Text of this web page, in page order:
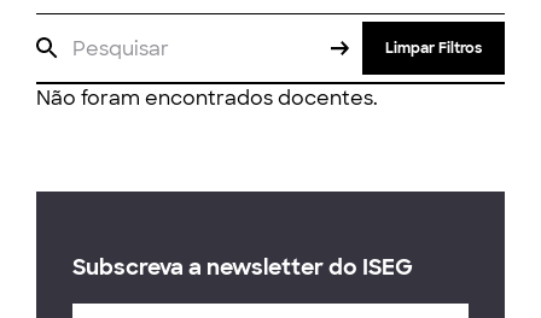
Limpar Filtros
Não foram encontrados docentes.
Subscreva a newsletter do ISEG